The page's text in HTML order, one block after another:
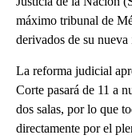
máximo tribunal de
derivados de su
La reforma judicial
Corte pasará de 11 a
dos salas, por lo que
directamente por el